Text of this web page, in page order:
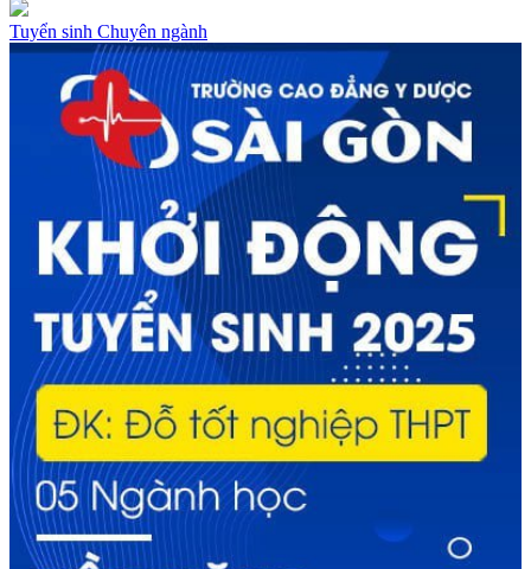
Tuyển sinh Chuyên ngành